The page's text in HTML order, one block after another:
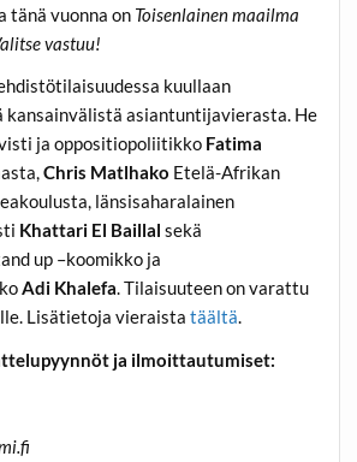
tänä vuonna on Toisenlainen maailma
vastuu!
kuullaan
kansainvälistä asiantuntijavierasta. He
ja oppositiopoliitikko Fatima
Chris Matlhako Etelä-Afrikan
länsisaharalainen
Khattari El Baillalsekä
up –koomikko ja
Adi Khalefa. Tilaisuuteen on varattu
Lisätietoja vieraistatäältä.
ja ilmoittautumiset: